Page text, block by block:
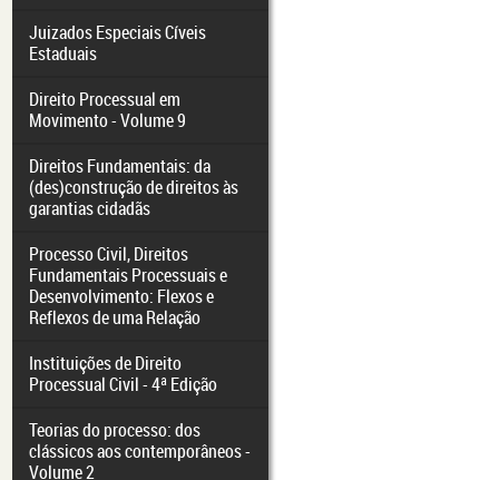
Juizados Especiais Cíveis
Estaduais
Direito Processual em
Movimento - Volume 9
Direitos Fundamentais: da
(des)construção de direitos às
garantias cidadãs
Processo Civil, Direitos
Fundamentais Processuais e
Desenvolvimento: Flexos e
Reflexos de uma Relação
Instituições de Direito
Processual Civil - 4ª Edição
Teorias do processo: dos
clássicos aos contemporâneos -
Volume 2